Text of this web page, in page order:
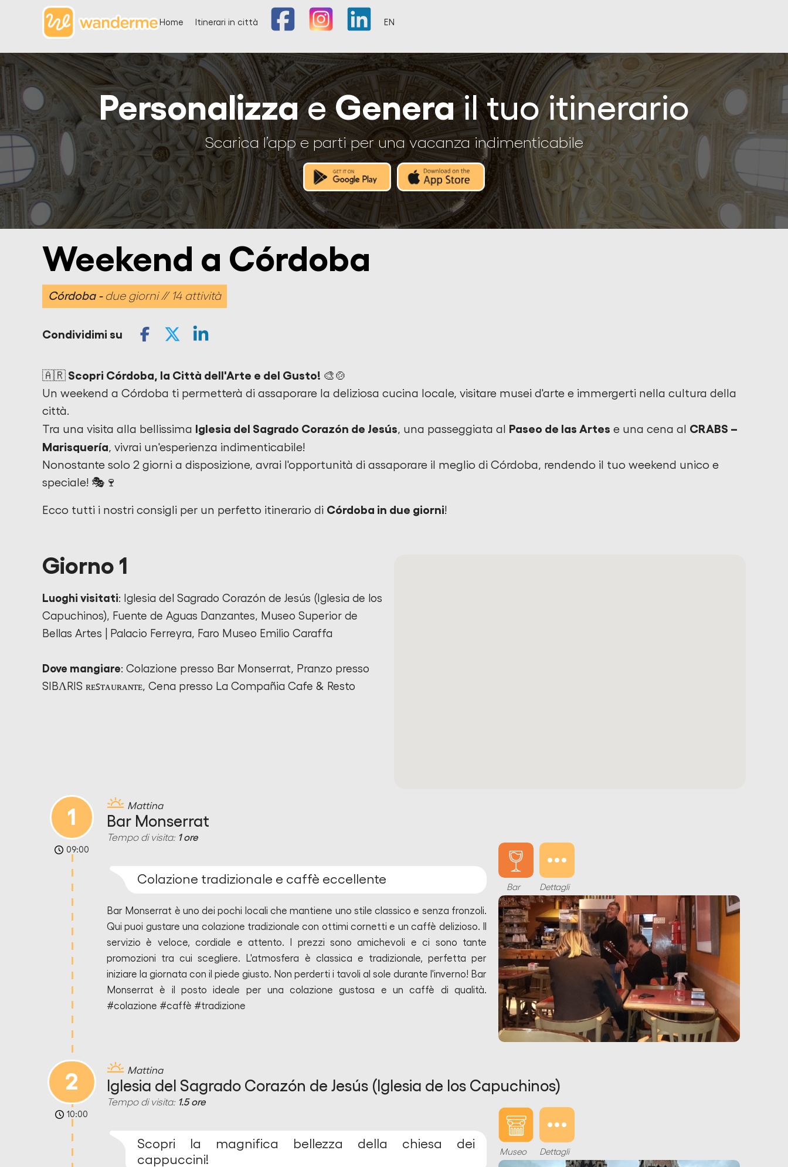
Home Itinerari in città EN
PersonalizzaeGenerail tuo itinerario
Scarica l’app e parti per una vacanza indimenticabile
Weekend a Córdoba
Córdoba due giorni // 14 attività
Condividimi su
🇦🇷 Scopri Córdoba, la Città dell'Arte e del Gusto! 🎨🍲
Un weekend a Córdoba ti permetterà di assaporare la deliziosa cucina locale, visitare musei d'arte e immergerti nella cultura della
città.
Tra una visita alla bellissima Iglesia del Sagrado Corazón de Jesús, una passeggiata al Paseo de las Artes e una cena al CRABS –
Marisquería, vivrai un'esperienza indimenticabile!
Nonostante solo 2 giorni a disposizione, avrai l'opportunità di assaporare il meglio di Córdoba, rendendo il tuo weekend unico e
speciale! 🎭🍷
Ecco tutti i nostri consigli per un perfetto itinerario di Córdoba in due giorni!
Giorno 1
Luoghi visitati: Iglesia del Sagrado Corazón de Jesús (Iglesia de los
Capuchinos), Fuente de Aguas Danzantes, Museo Superior de
Bellas Artes | Palacio Ferreyra, Faro Museo Emilio Caraffa
Dove mangiare: Colazione presso Bar Monserrat, Pranzo presso
SIBΛRIS ʀᴇꜱᴛᴀᴜʀᴀɴᴛᴇ, Cena presso La Compañia Cafe & Resto
1
09:00
Mattina
Bar Monserrat
Tempo di visita: 1 ore
Colazione tradizionale e caffè eccellente
Bar Monserrat è uno dei pochi locali che mantiene uno stile classico e senza fronzoli.
Qui puoi gustare una colazione tradizionale con ottimi cornetti e un caffè delizioso. Il
servizio è veloce, cordiale e attento. I prezzi sono amichevoli e ci sono tante
promozioni tra cui scegliere. L'atmosfera è classica e tradizionale, perfetta per
iniziare la giornata con il piede giusto. Non perderti i tavoli al sole durante l'inverno! Bar
Monserrat è il posto ideale per una colazione gustosa e un caffè di qualità.
#colazione #caffè #tradizione
Bar Dettagli
2
10:00
Mattina
Iglesia del Sagrado Corazón de Jesús (Iglesia de los Capuchinos)
Tempo di visita: 1.5 ore
Scopri la magnifica bellezza della chiesa dei
cappuccini!
Museo Dettagli